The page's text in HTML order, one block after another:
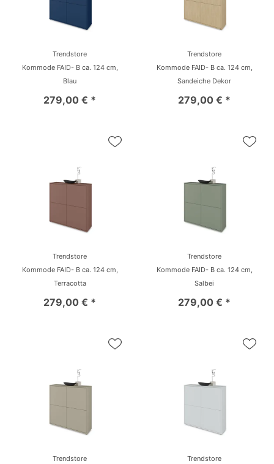
Trendstore
Kommode FAID- B ca. 124 cm,
Blau
279,00 € *
Trendstore
Kommode FAID- B ca. 124 cm,
Sandeiche Dekor
279,00 € *
Trendstore
Kommode FAID- B ca. 124 cm,
Terracotta
279,00 € *
Trendstore
Kommode FAID- B ca. 124 cm,
Salbei
279,00 € *
Trendstore
Trendstore